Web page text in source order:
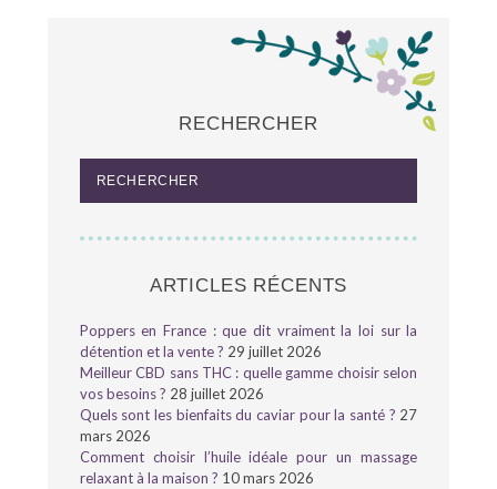
RECHERCHER
ARTICLES RÉCENTS
Poppers en France : que dit vraiment la loi sur la
détention et la vente ? 29 juillet 2026
Meilleur CBD sans THC : quelle gamme choisir selon
vos besoins ? 28 juillet 2026
Quels sont les bienfaits du caviar pour la santé ? 27
mars 2026
Comment choisir l’huile idéale pour un massage
relaxant à la maison ? 10 mars 2026